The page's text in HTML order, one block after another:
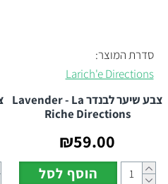
סדרת המוצר:
Larich'e Directions
צבע שיער לבנדר Lavender - La
Riche Directions
₪59.00
הוסף לסל